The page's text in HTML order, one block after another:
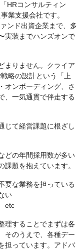
HRコンサルティン
業支援会社です。
ンド出資企業まで、多
実装までハンズオンで
まりません。クライア
略の設計という「上
オンボーディング、さ
、一気通貫で伴走する
じて経営課題に根ざし
どの年間採用数が多い
題を抱えています。
要な業務を担っている
い
etc
理することでまずは各
そのうえで、各種デー
担っています。アドバ